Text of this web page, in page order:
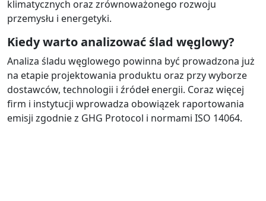
klimatycznych oraz zrównoważonego rozwoju
przemysłu i energetyki.
Kiedy warto analizować ślad węglowy?
Analiza śladu węglowego powinna być prowadzona już
na etapie projektowania produktu oraz przy wyborze
dostawców, technologii i źródeł energii. Coraz więcej
firm i instytucji wprowadza obowiązek raportowania
emisji zgodnie z GHG Protocol i normami ISO 14064.